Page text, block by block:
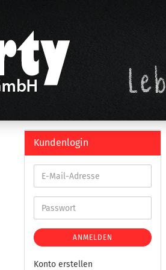
Kundenlogin
ANMELDEN
Konto erstellen